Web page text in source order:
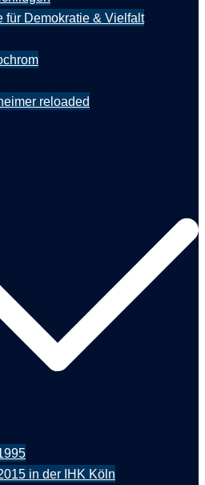
für Demokratie & Vielfalt
reloaded
in der IHK Köln